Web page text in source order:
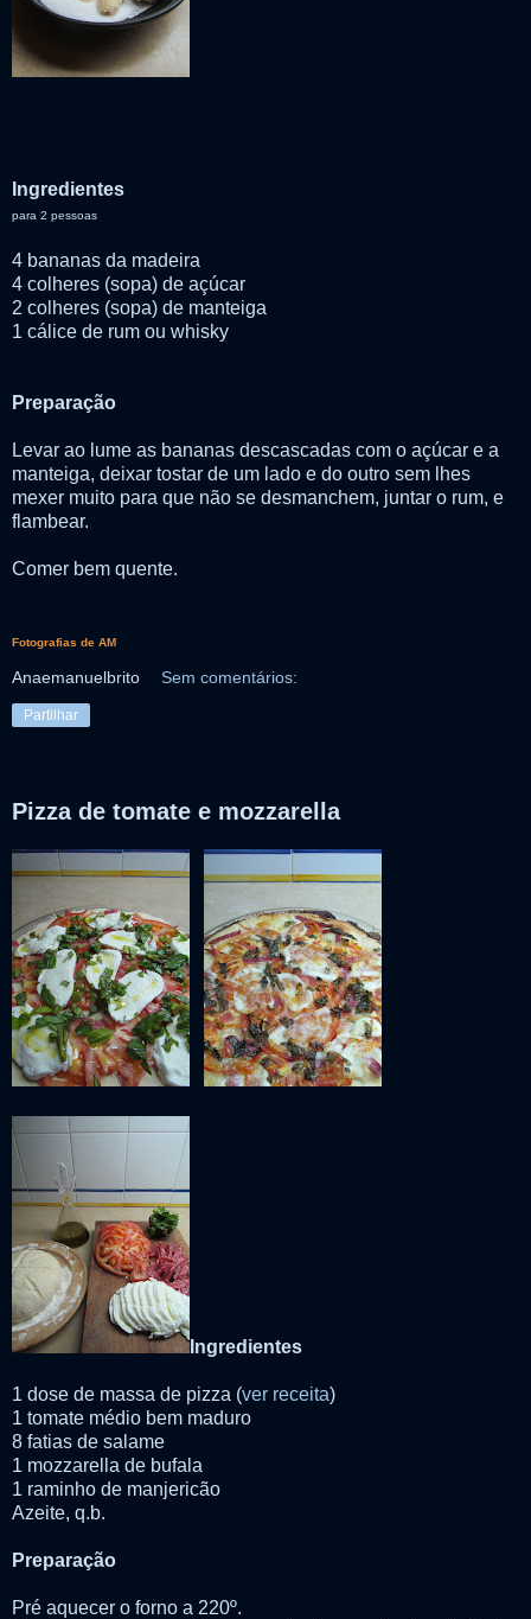
Ingredientes
para 2 pessoas
4 bananas da madeira
4 colheres (sopa) de açúcar
2 colheres (sopa) de manteiga
1 cálice de rum ou whisky
Preparação
Levar ao lume as bananas descascadas com o açúcar e a
manteiga, deixar tostar de um lado e do outro sem lhes
mexer muito para que não se desmanchem, juntar o rum, e
flambear.
Comer bem quente.
Fotografias de AM
Anaemanuelbrito Sem comentários:
Partilhar
Pizza de tomate e mozzarella
Ingredientes
1 dose de massa de pizza (ver receita)
1 tomate médio bem maduro
8 fatias de salame
1 mozzarella de bufala
1 raminho de manjericão
Azeite, q.b.
Preparação
Pré aquecer o forno a 220º.